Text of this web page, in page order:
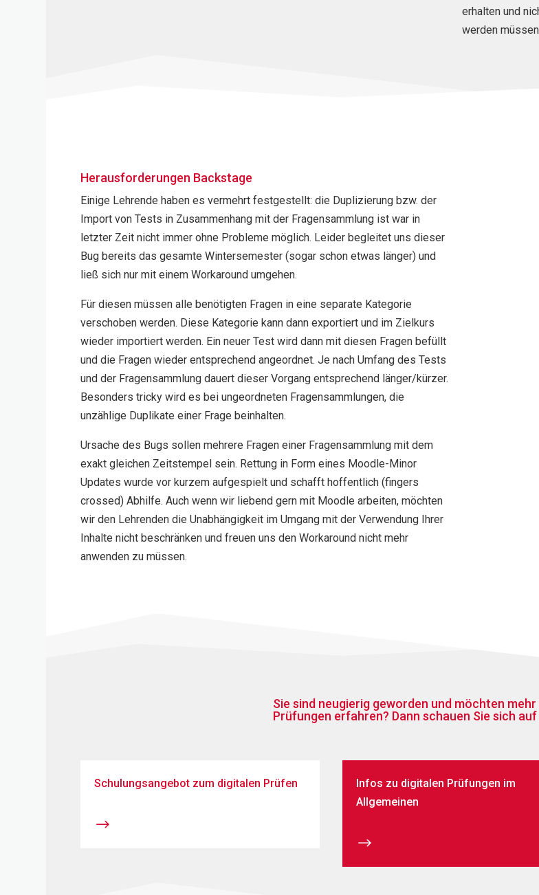
erhalten und
werden
Herausforderungen Backstage
Einige Lehrende haben es vermehrt festgestellt: die Duplizierung bzw. der
Import von Tests in Zusammenhang mit der Fragensammlung ist war in
letzter Zeit nicht immer ohne Probleme möglich. Leider begleitet uns dieser
Bug bereits das gesamte Wintersemester (sogar schon etwas länger) und
ließ sich nur mit einem Workaround umgehen.
Für diesen müssen alle benötigten Fragen in eine separate Kategorie
verschoben werden. Diese Kategorie kann dann exportiert und im Zielkurs
wieder importiert werden. Ein neuer Test wird dann mit diesen Fragen befüllt
und die Fragen wieder entsprechend angeordnet. Je nach Umfang des Tests
und der Fragensammlung dauert dieser Vorgang entsprechend länger/kürzer.
Besonders tricky wird es bei ungeordneten Fragensammlungen, die
unzählige Duplikate einer Frage beinhalten.
Ursache des Bugs sollen mehrere Fragen einer Fragensammlung mit dem
exakt gleichen Zeitstempel sein. Rettung in Form eines Moodle-Minor
Updates wurde vor kurzem aufgespielt und schafft hoffentlich (fingers
crossed) Abhilfe. Auch wenn wir liebend gern mit Moodle arbeiten, möchten
wir den Lehrenden die Unabhängigkeit im Umgang mit der Verwendung Ihrer
Inhalte nicht beschränken und freuen uns den Workaround nicht mehr
anwenden zu müssen.
Sie sind neugierig geworden und möchten
Prüfungen erfahren? Dann schauen Sie sich
Schulungsangebot zum digitalen Prüfen
$
Infos zu digitalen Prüfungen im
Allgemeinen
$